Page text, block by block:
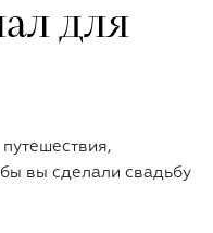
для
вы сделали свадьбу